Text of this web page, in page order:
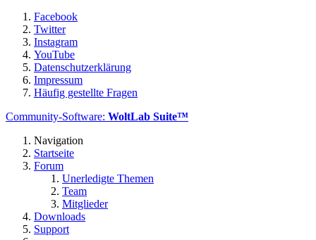
Facebook
Twitter
Instagram
YouTube
Datenschutzerklärung
Impressum
Häufig gestellte Fragen
Community-Software: WoltLab Suite™
Navigation
Startseite
Forum
Unerledigte Themen
Team
Mitglieder
Downloads
Support